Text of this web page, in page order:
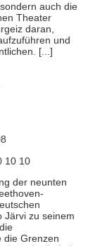
auch die
Theater
daran,
und
[...]
10 10
der neunten
Järvi zu seinem
die Grenzen